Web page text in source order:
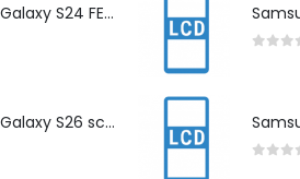
Samsung Galaxy S24 FE scherm herstelling
Samsung Galaxy S26 scherm herstelling